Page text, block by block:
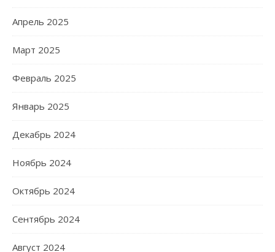
Апрель 2025
Март 2025
Февраль 2025
Январь 2025
Декабрь 2024
Ноябрь 2024
Октябрь 2024
Сентябрь 2024
Август 2024